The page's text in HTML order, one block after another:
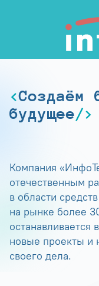
Создаём
будущее
Компания
отечественным
в области
на рынке более
останавливается
новые проекты и
своего дела.